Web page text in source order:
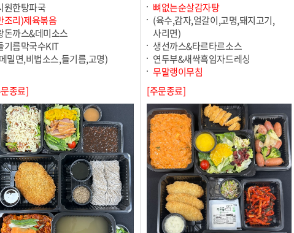
원한탕파국
조리)제육볶음
돈까스&데미소스
기름막국수KIT
밀면,비법소스,들기름,고명)
종료]
뼈없는순살감자탕
(육수,감자,얼갈이,고명,돼지고기,
사리면)
생선까스&타르타르소스
연두부&새싹흑임자드레싱
무말랭이무침
[주문종료]